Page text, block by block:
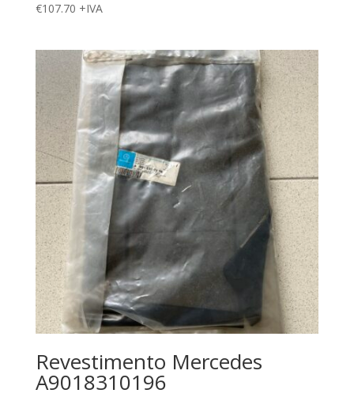
€107.70 +IVA
Revestimento Mercedes
A9018310196